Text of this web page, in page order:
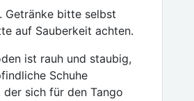
Getränke bitte selbst
auf Sauberkeit achten.
ist rauh und staubig,
Schuhe
der sich für den Tango